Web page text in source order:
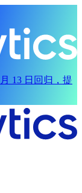
13 日回归，提